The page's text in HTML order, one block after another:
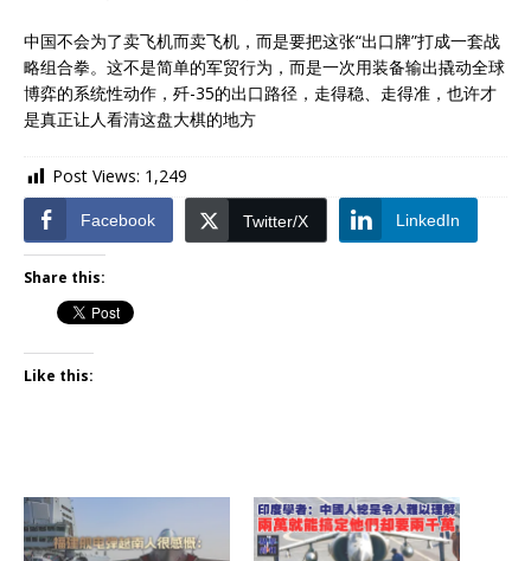
中国不会为了卖飞机而卖飞机，而是要把这张“出口牌”打成一套战
略组合拳。这不是简单的军贸行为，而是一次用装备输出撬动全球
博弈的系统性动作，歼-35的出口路径，走得稳、走得准，也许才
是真正让人看清这盘大棋的地方
Post Views: 1,249
Facebook Twitter/X LinkedIn
Share this:
Like this: